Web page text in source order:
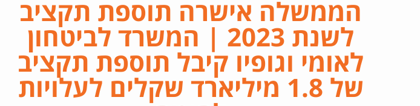
הממשלה אישרה תוספת תקציב
לשנת 2023 | המשרד לביטחון
לאומי וגופיו קיבל תוספת תקציב
של 1.8 מיליארד שקלים לעלויות